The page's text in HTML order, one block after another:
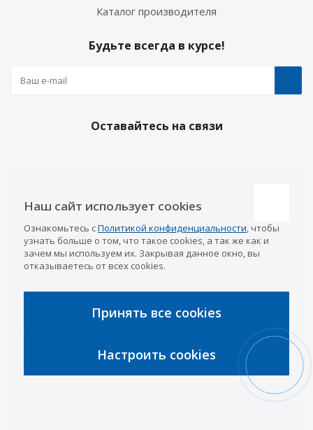
Каталог производителя
Будьте всегда в курсе!
Оставайтесь на связи
Казань
8 (843) 207-03-08
Уфа
8 (347) 258-84-87
8 (8352) 38-88-37
Интернет-магазин
info@a-pricep.ru
Наш сайт использует cookies
Ознакомьтесь сПолитикой конфиденциальности, чтобы
узнать больше о том, что такое cookies, а так же как и
зачем мы используем их. Закрывая данное окно, вы
отказываетесь от всех cookies.
Принять все cookies
Настроить cookies